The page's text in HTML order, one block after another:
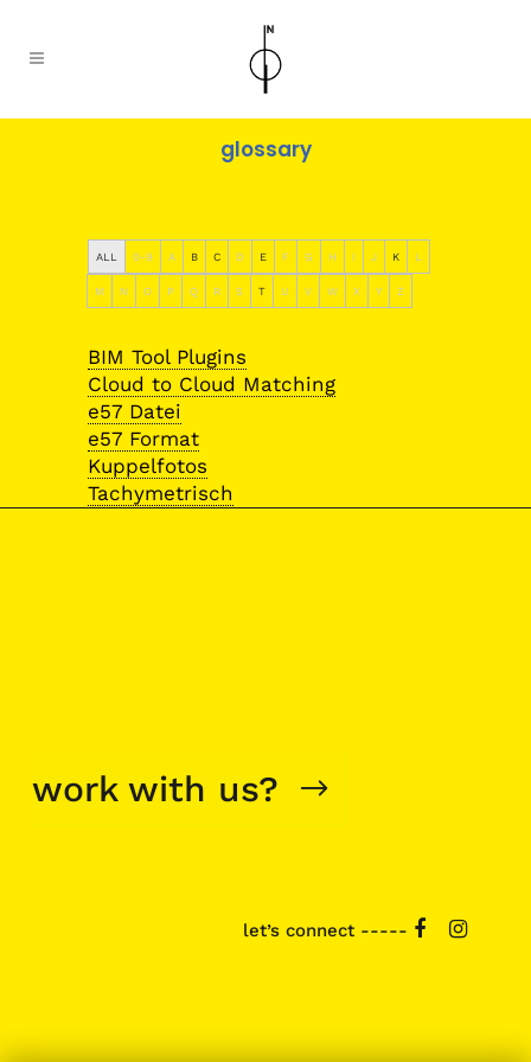
glossary
ALL 0-9 A B C D E F G H I J K L
M N O P Q R S T U V W X Y Z
BIM Tool Plugins
Cloud to Cloud Matching
e57 Datei
e57 Format
Kuppelfotos
Tachymetrisch
work with us?
let’s connect -----